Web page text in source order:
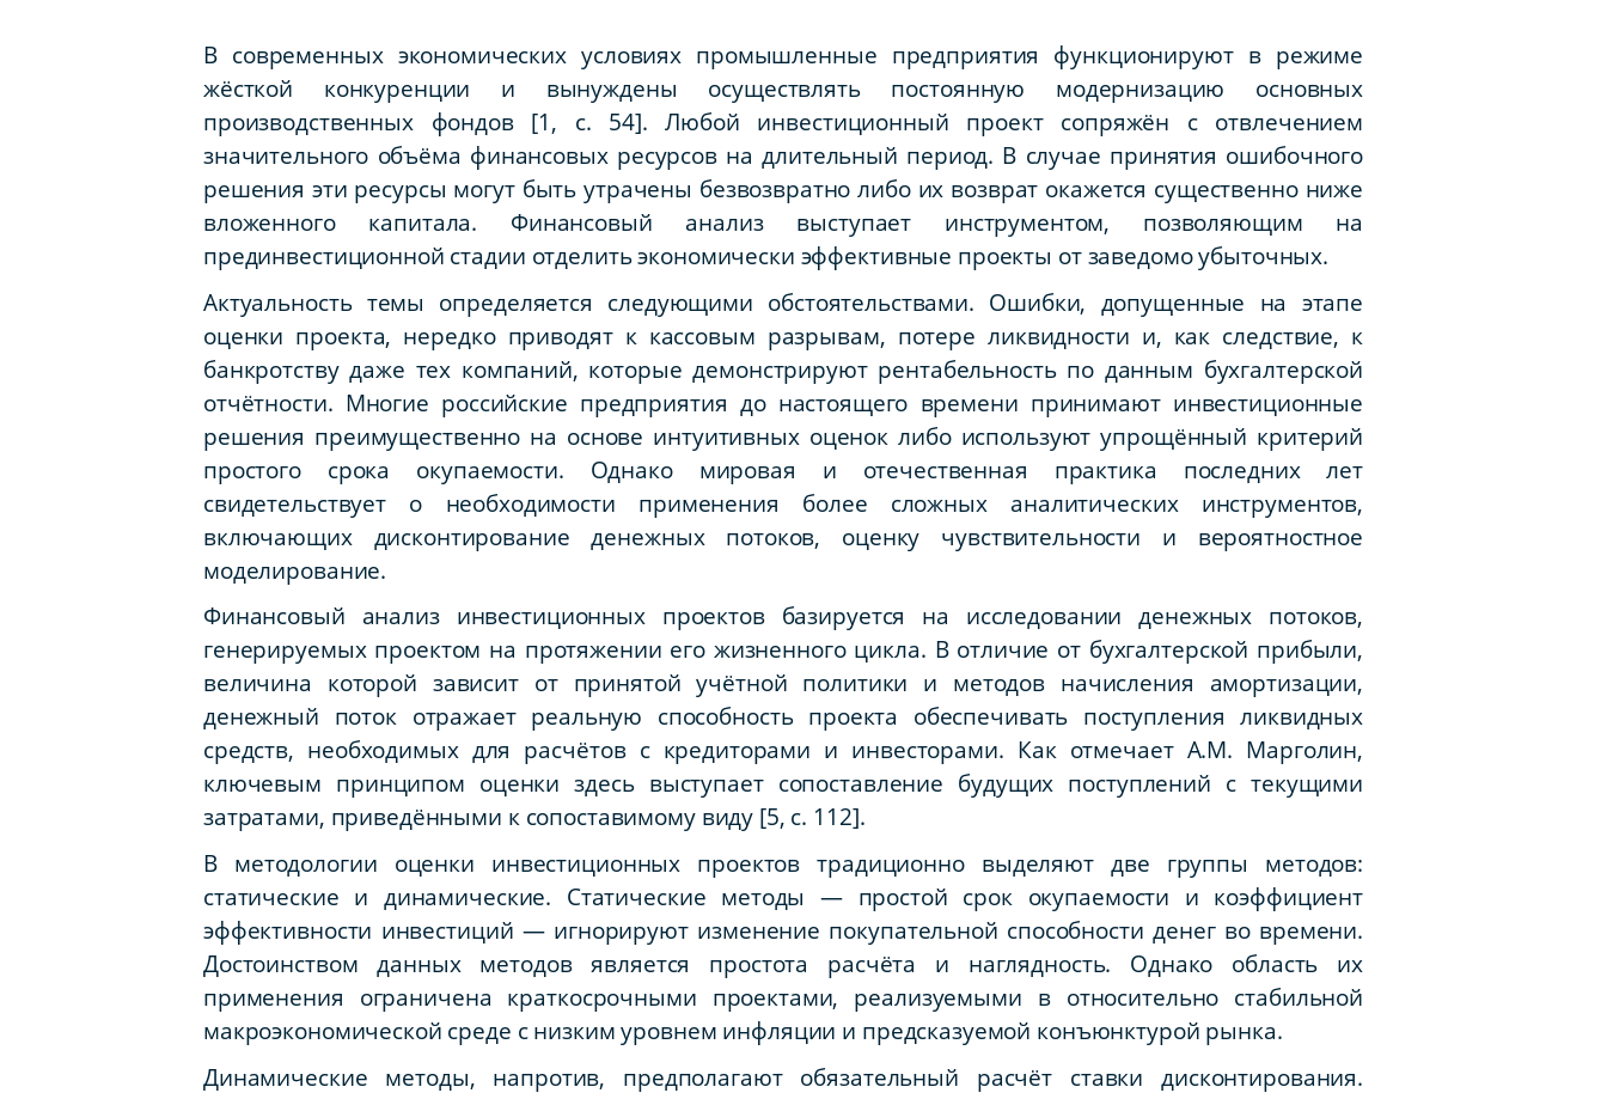
В современных экономических условиях промышленные предприятия функционируют в режиме
жёсткой конкуренции и вынуждены осуществлять постоянную модернизацию основных
производственных фондов [1, с. 54]. Любой инвестиционный проект сопряжён с отвлечением
значительного объёма финансовых ресурсов на длительный период. В случае принятия ошибочного
решения эти ресурсы могут быть утрачены безвозвратно либо их возврат окажется существенно ниже
вложенного капитала. Финансовый анализ выступает инструментом, позволяющим на
прединвестиционной стадии отделить экономически эффективные проекты от заведомо убыточных.
Актуальность темы определяется следующими обстоятельствами. Ошибки, допущенные на этапе
оценки проекта, нередко приводят к кассовым разрывам, потере ликвидности и, как следствие, к
банкротству даже тех компаний, которые демонстрируют рентабельность по данным бухгалтерской
отчётности. Многие российские предприятия до настоящего времени принимают инвестиционные
решения преимущественно на основе интуитивных оценок либо используют упрощённый критерий
простого срока окупаемости. Однако мировая и отечественная практика последних лет
свидетельствует о необходимости применения более сложных аналитических инструментов,
включающих дисконтирование денежных потоков, оценку чувствительности и вероятностное
моделирование.
Финансовый анализ инвестиционных проектов базируется на исследовании денежных потоков,
генерируемых проектом на протяжении его жизненного цикла. В отличие от бухгалтерской прибыли,
величина которой зависит от принятой учётной политики и методов начисления амортизации,
денежный поток отражает реальную способность проекта обеспечивать поступления ликвидных
средств, необходимых для расчётов с кредиторами и инвесторами. Как отмечает А.М. Марголин,
ключевым принципом оценки здесь выступает сопоставление будущих поступлений с текущими
затратами, приведёнными к сопоставимому виду [5, с. 112].
В методологии оценки инвестиционных проектов традиционно выделяют две группы методов:
статические и динамические. Статические методы — простой срок окупаемости и коэффициент
эффективности инвестиций — игнорируют изменение покупательной способности денег во времени.
Достоинством данных методов является простота расчёта и наглядность. Однако область их
применения ограничена краткосрочными проектами, реализуемыми в относительно стабильной
макроэкономической среде с низким уровнем инфляции и предсказуемой конъюнктурой рынка.
Динамические методы, напротив, предполагают обязательный расчёт ставки дисконтирования.